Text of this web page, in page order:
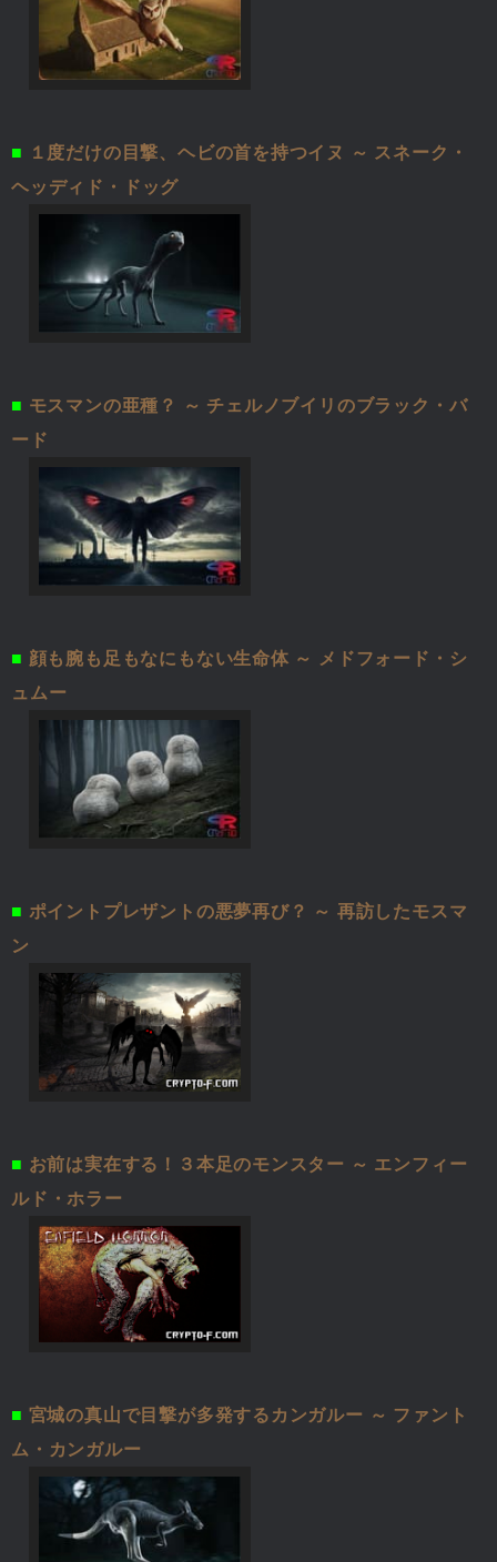
■
１度だけの目撃、ヘビの首を持つイヌ ～ スネーク・
ヘッディド・ドッグ
■ モスマンの亜種？ ～ チェルノブイリのブラック・バ
ード
■ 顔も腕も足もなにもない生命体 ～ メドフォード・シ
ュムー
■ ポイントプレザントの悪夢再び？ ～ 再訪したモスマ
ン
■ お前は実在する！３本足のモンスター ～ エンフィー
ルド・ホラー
■ 宮城の真山で目撃が多発するカンガルー ～ ファント
ム・カンガルー